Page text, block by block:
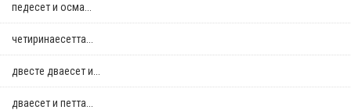
педесет и осма...
четиринаесетта...
двестe дваесет и...
дваесет и петта...